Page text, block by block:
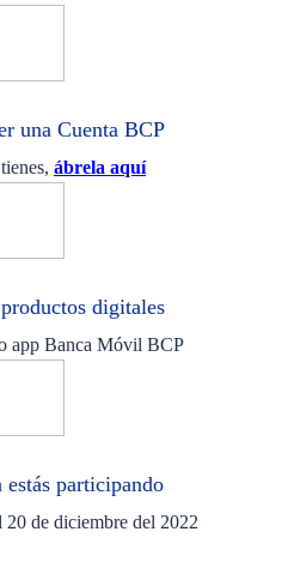
una Cuenta BCP
ábrela aquí
digitales
app Banca Móvil BCP
participando
20 de diciembre del 2022